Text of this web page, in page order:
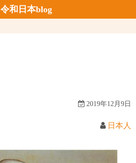
令和日本blog
2019年12月9日
日本人